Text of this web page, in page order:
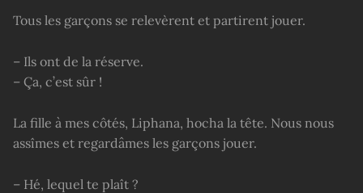
Tous les garçons se relevèrent et partirent jouer.
– Ils ont de la réserve.
– Ça, c’est sûr !
La fille à mes côtés, Liphana, hocha la tête. Nous nous
assîmes et regardâmes les garçons jouer.
– Hé, lequel te plaît ?